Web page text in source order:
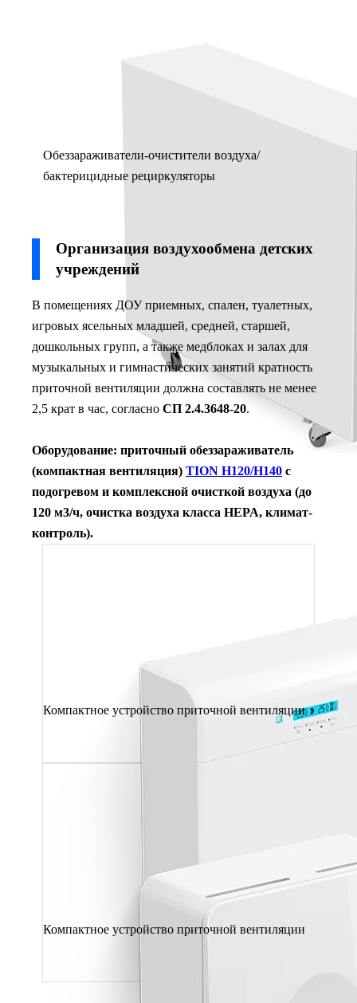
Обеззараживатели-очистители воздуха/
бактерицидные рециркуляторы
Организация воздухообмена детских
учреждений
В помещениях ДОУ приемных, спален, туалетных,
игровых ясельных младшей, средней, старшей,
дошкольных групп, а также медблоках и залах для
музыкальных и гимнастических занятий кратность
приточной вентиляции должна составлять не менее
2,5 крат в час, согласно СП 2.4.3648-20.
Оборудование: приточный обеззараживатель
(компактная вентиляция) TION H120/H140 с
подогревом и комплексной очисткой воздуха (до
120 м3/ч, очистка воздуха класса HEPA, климат-
контроль).
Компактное устройство приточной вентиляции
Компактное устройство приточной вентиляции